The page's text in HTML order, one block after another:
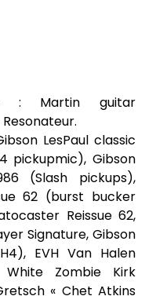
: Martin guitar
LesPaul classic
pickupmic), Gibson
(Slash pickups),
62 (burst bucker
Reissue 62,
Signature, Gibson
EVH Van Halen
White Zombie Kirk
« Chet Atkins